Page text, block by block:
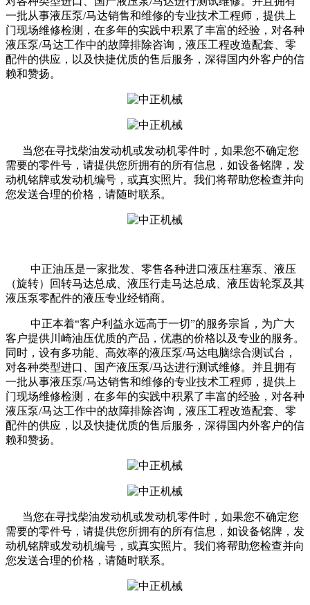
一批从事液压泵/马达销售和维修的专业技术工程师，提供上
门现场维修检测，在多年的实践中积累了丰富的经验，对各种
液压泵/马达工作中的故障排除咨询，液压工程改造配套、零
配件的供应，以及快捷优质的售后服务，深得国内外客户的信
赖和赞扬。
当您在寻找柴油发动机或发动机零件时，如果您不确定您
需要的零件号，请提供您所拥有的所有信息，如设备铭牌，发
动机铭牌或发动机编号，或真实照片。我们将帮助您检查并向
您发送合理的价格，请随时联系。
中正油压是一家批发、零售各种进口液压柱塞泵、液压
（旋转）回转马达总成、液压行走马达总成、液压齿轮泵及其
液压泵零配件的液压专业经销商。
中正本着“客户利益永远高于一切”的服务宗旨，为广大
客户提供川崎油压优质的产品，优惠的价格以及专业的服务。
同时，设有多功能、高效率的液压泵/马达电脑综合测试台，
对各种类型进口、国产液压泵/马达进行测试维修。并且拥有
一批从事液压泵/马达销售和维修的专业技术工程师，提供上
门现场维修检测，在多年的实践中积累了丰富的经验，对各种
液压泵/马达工作中的故障排除咨询，液压工程改造配套、零
配件的供应，以及快捷优质的售后服务，深得国内外客户的信
赖和赞扬。
当您在寻找柴油发动机或发动机零件时，如果您不确定您
需要的零件号，请提供您所拥有的所有信息，如设备铭牌，发
动机铭牌或发动机编号，或真实照片。我们将帮助您检查并向
您发送合理的价格，请随时联系。